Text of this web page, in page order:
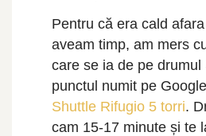
Pentru că era cald
aveam timp, am mers
care se ia de pe drumul
punctul numit pe
Shuttle Rifugio 5 torri.
cam 15-17 minute și te